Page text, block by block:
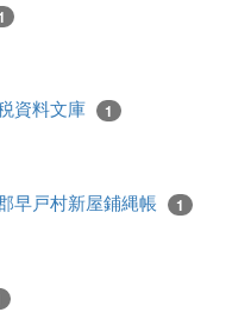
資料文庫 1
早戸村新屋鋪縄帳 1